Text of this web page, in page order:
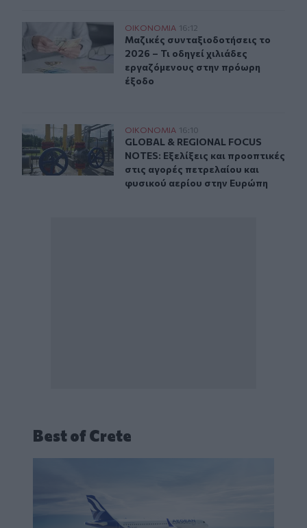
Μαζικές συνταξιοδοτήσεις το 2026 – Τι οδηγεί
ΟΙΚΟΝΟΜΙΑ 16:12
Μαζικές συνταξιοδοτήσεις το
Μαζικές συνταξιοδοτήσεις το
2026 – Τι οδηγεί χιλιάδες
εργαζόμενους στην πρόωρη
έξοδο
GLOBAL & REGIONAL FOCUS NOTES: Εξελίξεις και
ΟΙΚΟΝΟΜΙΑ 16:10
GLOBAL & REGIONAL FOCUS
GLOBAL & REGIONAL FOCUS
NOTES: Εξελίξεις και προοπτικές
στις αγορές πετρελαίου και
φυσικού αερίου στην Ευρώπη
Best of Crete